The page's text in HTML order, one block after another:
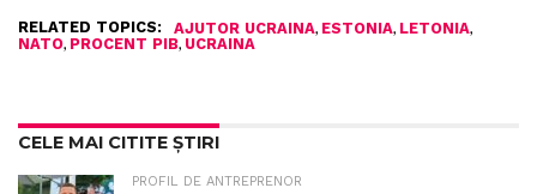
RELATED TOPICS: AJUTOR UCRAINA, ESTONIA, LETONIA,
NATO, PROCENT PIB, UCRAINA
CELE MAI CITITE ȘTIRI
PROFIL DE ANTREPRENOR